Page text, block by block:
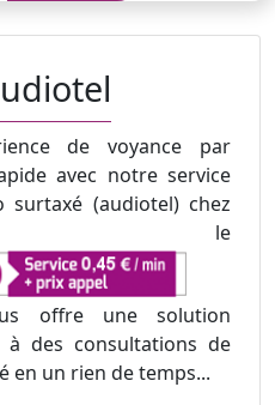
de voyance par
avec notre service
(audiotel) chez
le
offre une solution
des consultations de
en un rien de temps...